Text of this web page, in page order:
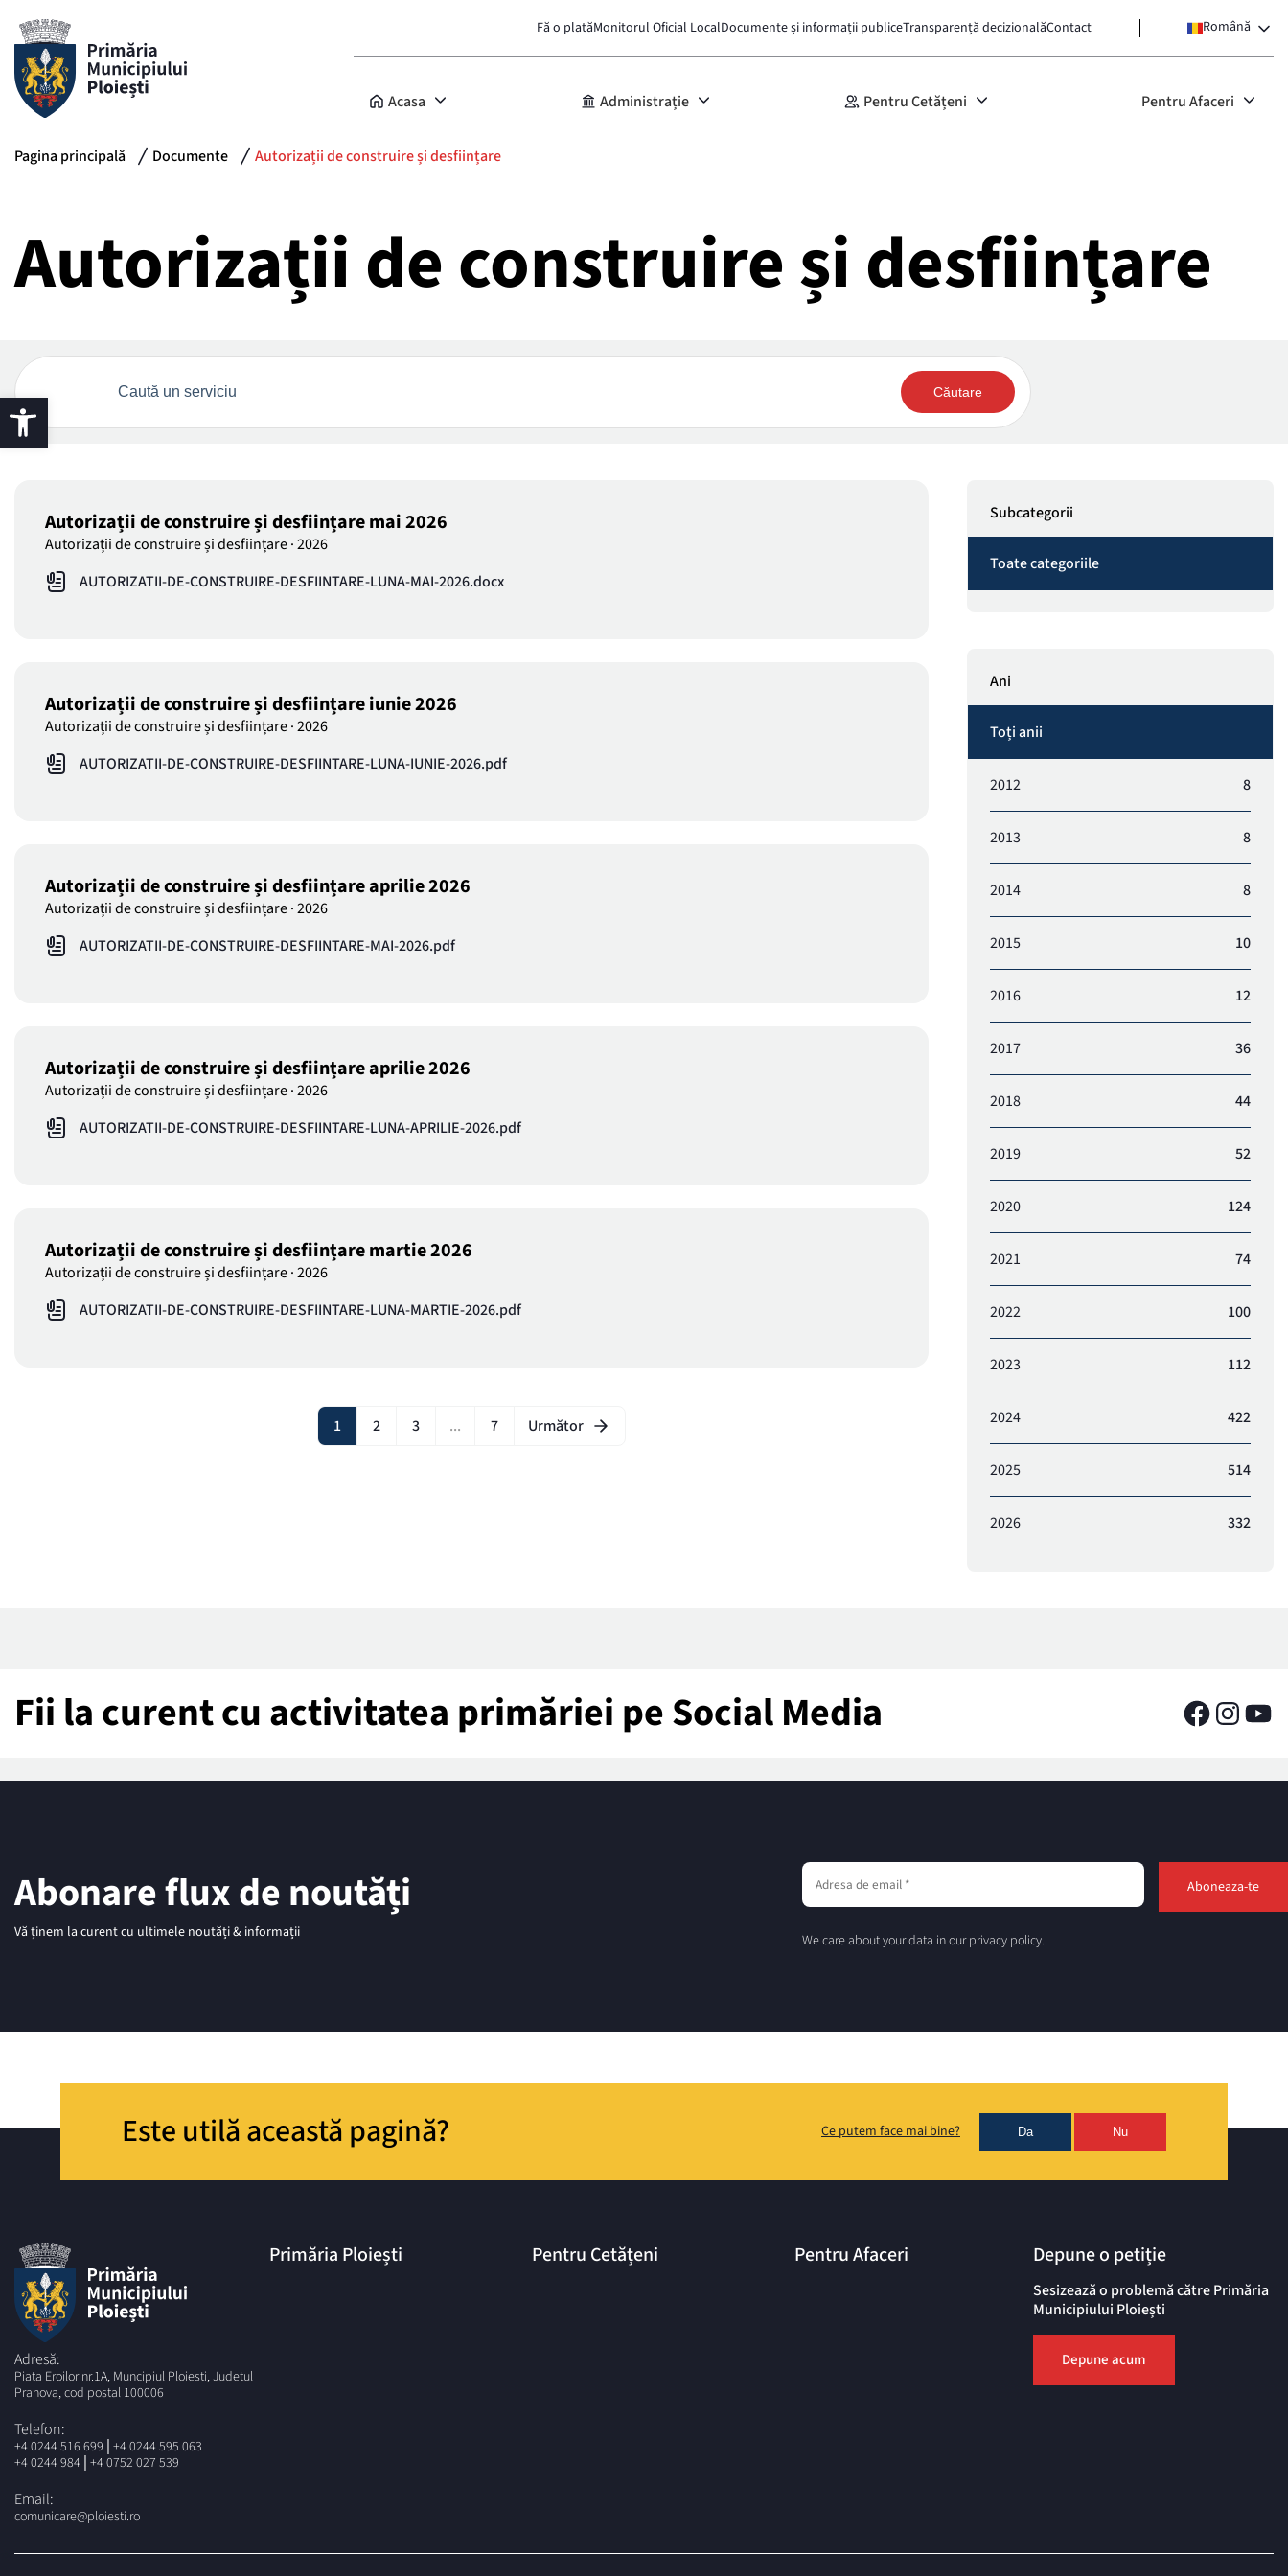
Fă o platăMonitorul Oficial LocalDocumente și informații publiceTransparență decizionalăContact Română
Acasa Administrație Pentru Cetățeni Pentru Afaceri
Pagina principală Documente Autorizații de construire și desființare
Autorizații de construire și desființare
Căutare
Autorizații de construire și desființare mai 2026
Autorizații de construire și desființare·2026
AUTORIZATII-DE-CONSTRUIRE-DESFIINTARE-LUNA-MAI-2026.docx
Autorizații de construire și desființare iunie 2026
Autorizații de construire și desființare·2026
AUTORIZATII-DE-CONSTRUIRE-DESFIINTARE-LUNA-IUNIE-2026.pdf
Autorizații de construire și desființare aprilie 2026
Autorizații de construire și desființare·2026
AUTORIZATII-DE-CONSTRUIRE-DESFIINTARE-MAI-2026.pdf
Autorizații de construire și desființare aprilie 2026
Autorizații de construire și desființare·2026
AUTORIZATII-DE-CONSTRUIRE-DESFIINTARE-LUNA-APRILIE-2026.pdf
Autorizații de construire și desființare martie 2026
Autorizații de construire și desființare·2026
AUTORIZATII-DE-CONSTRUIRE-DESFIINTARE-LUNA-MARTIE-2026.pdf
1 2 3 ... 7 Următor
Subcategorii
Toate categoriile
Ani
Toți anii
2012 8
2013 8
2014 8
2015 10
2016 12
2017 36
2018 44
2019 52
2020 124
2021 74
2022 100
2023 112
2024 422
2025 514
2026 332
Fii la curent cu activitatea primăriei pe Social Media
Abonare flux de noutăți
Vă ținem la curent cu ultimele noutăți & informații We care about your data in our privacy policy.
Este utilă această pagină? Ce putem face mai bine? Da Nu
Adresă:
Piata Eroilor nr.1A, Muncipiul Ploiesti, Judetul
Prahova, cod postal 100006
Telefon:
+4 0244 516 699 | +4 0244 595 063
+4 0244 984 | +4 0752 027 539
Email:
comunicare@ploiesti.ro
Primăria Ploiești Pentru Cetățeni Pentru Afaceri Depune o petiție
Sesizează o problemă către Primăria
Municipiului Ploiești
Depune acum